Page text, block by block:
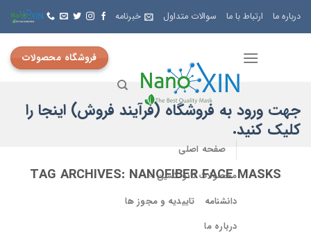
Skip
درباره ما ارتباط با ما سوالات متداول خبرنامه
صفحه اصلی
محصولات نانو کسین
دانشنامه
تاییدیه و مجوز ها
درباره ما
فروشگاه محصولات
جهت ورود به فروشگاه (فرآیند فروش) اینجا را
کلیک کنید.
TAG ARCHIVES: NANOFIBER FACE MASKS